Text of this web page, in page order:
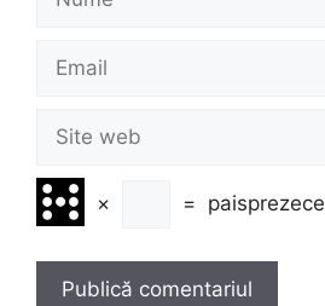
Email
Site
web
× = paisprezece